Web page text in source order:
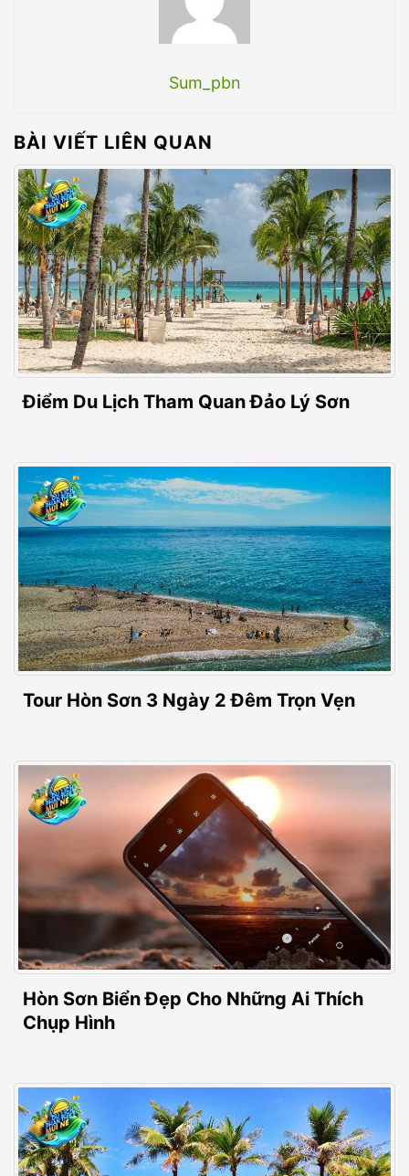
Sum_pbn
BÀI VIẾT LIÊN QUAN
Điểm Du Lịch Tham Quan Đảo Lý Sơn
Tour Hòn Sơn 3 Ngày 2 Đêm Trọn Vẹn
Hòn Sơn Biển Đẹp Cho Những Ai Thích
Chụp Hình